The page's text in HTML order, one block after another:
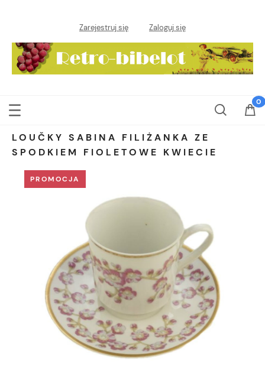
Zarejestruj się Zaloguj się
LOUČKY SABINA FILIŻANKA ZE
SPODKIEM FIOLETOWE KWIECIE
PROMOCJA